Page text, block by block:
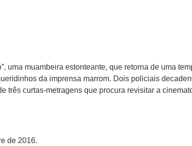
uma muambeira estonteante, que retorna de uma
da imprensa marrom. Dois policiais
três curtas-metragens que procura revisitar a
de 2016.